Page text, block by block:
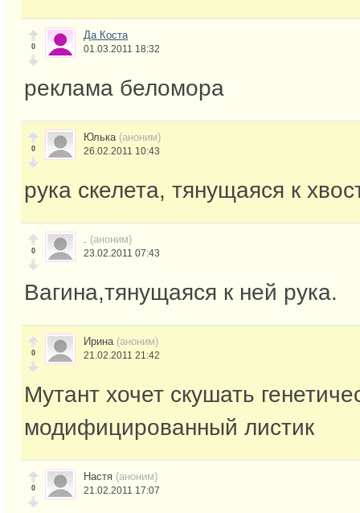
0
Да Коста
01.03.2011 18:32
реклама беломора
0
Юлька (аноним)
26.02.2011 10:43
рука скелета, тянущаяся к
0
(аноним)
23.02.2011 07:43
Вагина,тянущаяся к ней рука.
0
Ирина (аноним)
21.02.2011 21:42
Мутант хочет скушать
модифицированный листик
0
Настя (аноним)
21.02.2011 17:07